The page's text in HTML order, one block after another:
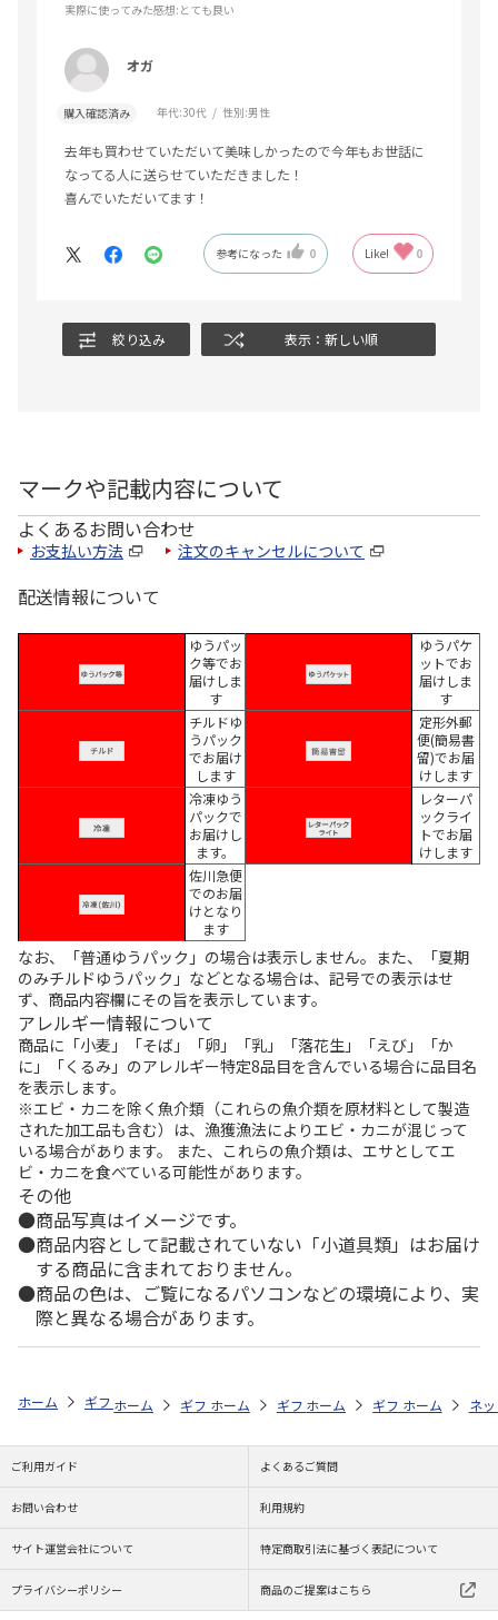
実際に使ってみた感想:とても良い
オガ
購入確認済み 年代:30代 性別:男性
去年も買わせていただいて美味しかったので今年もお世話に
なってる人に送らせていただきました！
喜んでいただいてます！
参考になった 0 Like! 0
絞り込み 表示：新しい順
マークや記載内容について
よくあるお問い合わせ
お支払い方法 注文のキャンセルについて
配送情報について
ゆうパッ
ク等でお
届けしま
す
ゆうパケ
ットでお
届けしま
す
チルドゆ
うパック
でお届け
します
定形外郵
便(簡易書
留)でお届
けします
冷凍ゆう
パックで
お届けし
ます。
レターパ
ックライ
トでお届
けします
佐川急便
でのお届
けとなり
ます
なお、「普通ゆうパック」の場合は表示しません。また、「夏期
のみチルドゆうパック」などとなる場合は、記号での表示はせ
ず、商品内容欄にその旨を表示しています。
アレルギー情報について
商品に「小麦」「そば」「卵」「乳」「落花生」「えび」「か
に」「くるみ」のアレルギー特定8品目を含んでいる場合に品目名
を表示します。
※エビ・カニを除く魚介類（これらの魚介類を原材料として製造
された加工品も含む）は、漁獲漁法によりエビ・カニが混じって
いる場合があります。 また、これらの魚介類は、エサとしてエ
ビ・カニを食べている可能性があります。
その他
商品写真はイメージです。
商品内容として記載されていない「小道具類」はお届け
する商品に含まれておりません。
商品の色は、ご覧になるパソコンなどの環境により、実
際と異なる場合があります。
ホーム ギフトストア お中元・夏ギフト特集 2026 おつまみ・お惣菜
ホーム ギフトストア お中元・夏ギフト特集 2026
ホーム ギフトストア お中元・夏ギフト
ホーム ギフトストア お
ホーム ネ
ご利用ガイド よくあるご質問
お問い合わせ 利用規約
サイト運営会社について 特定商取引法に基づく表記について
プライバシーポリシー 商品のご提案はこちら